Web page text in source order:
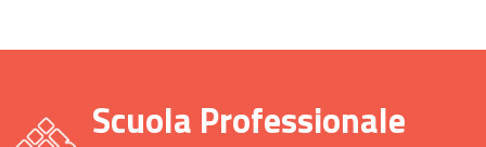
Scuola Professionale